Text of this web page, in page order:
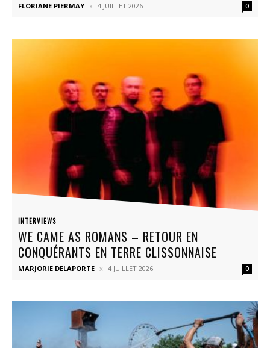
FLORIANE PIERMAY 4 JUILLET 2026 0
INTERVIEWS
WE CAME AS ROMANS – RETOUR EN
CONQUÉRANTS EN TERRE CLISSONNAISE
MARJORIE DELAPORTE 4 JUILLET 2026 0